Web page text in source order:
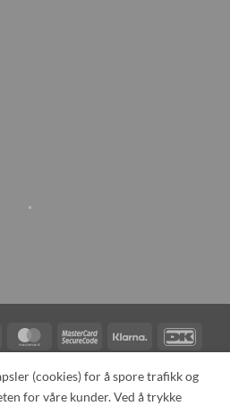
Maestro MasterCardMasterCard
2
Klarna
Card
KONTAKT OSS OM OSS
(cookies) for å spore trafikk og
for våre kunder. Ved å trykke